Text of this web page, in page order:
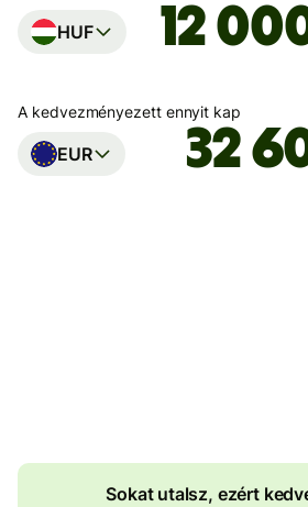
HUF
A kedvezményezett ennyit kap
EUR
Sokat utalsz, ezért